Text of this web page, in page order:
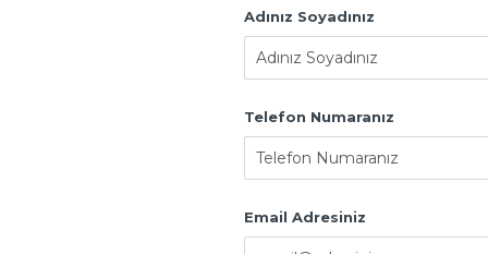
Adınız Soyadınız
Telefon Numaranız
Email Adresiniz